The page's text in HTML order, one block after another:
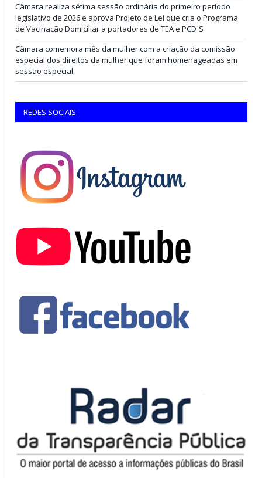
Câmara realiza sétima sessão ordinária do primeiro período
legislativo de 2026 e aprova Projeto de Lei que cria o Programa
de Vacinação Domiciliar a portadores de TEA e PCD`S
Câmara comemora mês da mulher com a criação da comissão
especial dos direitos da mulher que foram homenageadas em
sessão especial
REDES SOCIAIS